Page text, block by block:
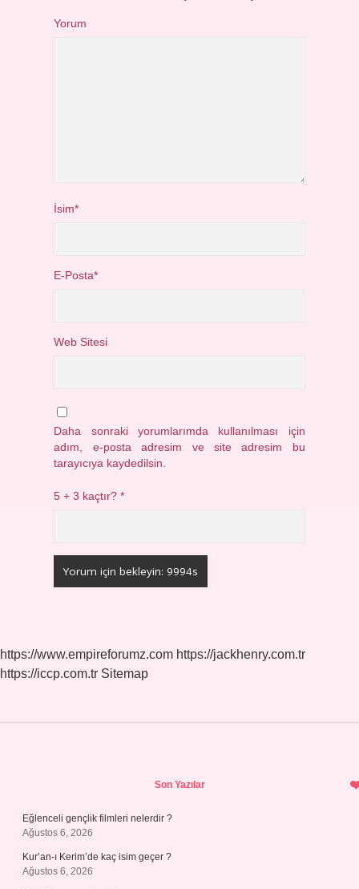
Yorum
İsim*
E-Posta*
Web Sitesi
Daha sonraki yorumlarımda kullanılması için
adım, e-posta adresim ve site adresim bu
tarayıcıya kaydedilsin.
5 + 3 kaçtır?*
https://www.empireforumz.com https://jackhenry.com.tr
https://iccp.com.tr Sitemap
Son Yazılar
Eğlenceli gençlik filmleri nelerdir ?
Ağustos 6, 2026
Kur’an-ı Kerim’de kaç isim geçer ?
Ağustos 6, 2026